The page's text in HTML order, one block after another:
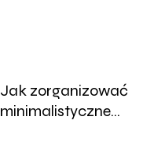
Jak zorganizować
minimalistyczne